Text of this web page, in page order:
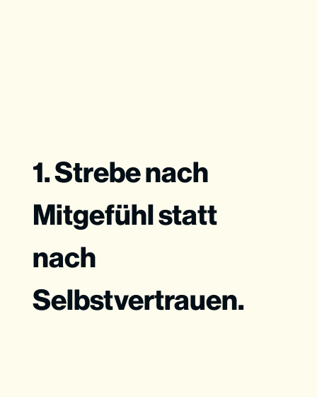
1. Strebe nach
Mitgefühl statt
nach
Selbstvertrauen.